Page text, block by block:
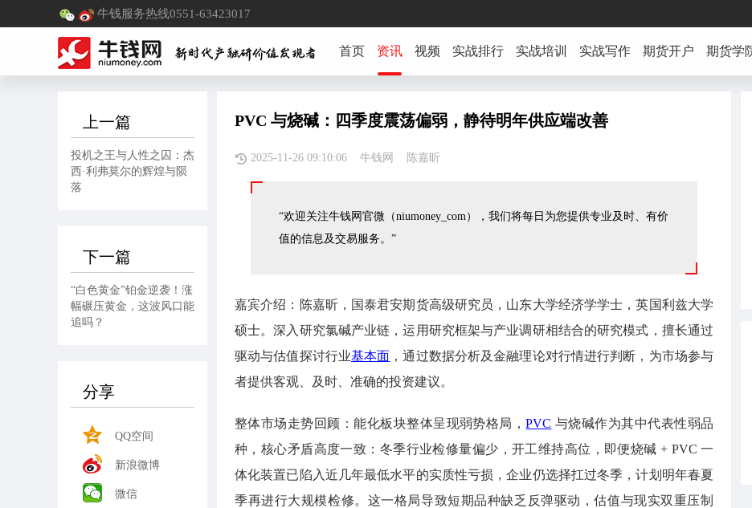
牛钱服务热线0551-63423017
首页 资讯 视频 实战排行 实战培训 实战写作 期货开户 期货学
上一篇
投机之王与人性之囚：杰
西·利弗莫尔的辉煌与陨
落
下一篇
“白色黄金”铂金逆袭！涨
幅碾压黄金，这波风口能
追吗？
分享
QQ空间
新浪微博
微信
PVC 与烧碱：四季度震荡偏弱，静待明年供应端改善
2025-11-26 09:10:06 牛钱网 陈嘉昕
“欢迎关注牛钱网官微（niumoney_com），我们将每日为您提供专业及时、有价
值的信息及交易服务。”
嘉宾介绍：陈嘉昕，国泰君安期货高级研究员，山东大学经济学学士，英国利兹大学
硕士。深入研究氯碱产业链，运用研究框架与产业调研相结合的研究模式，擅长通过
驱动与估值探讨行业基本面 ，通过数据分析及金融理论对行情进行判断，为市场参与
者提供客观、及时、准确的投资建议。
整体市场走势回顾：能化板块整体呈现弱势格局，PVC 与烧碱作为其中代表性弱品
种，核心矛盾高度一致：冬季行业检修量偏少，开工维持高位，即便烧碱 + PVC 一
体化装置已陷入近几年最低水平的实质性亏损，企业仍选择扛过冬季，计划明年春夏
季再进行大规模检修。这一格局导致短期品种缺乏反弹驱动，估值与现实双重压制